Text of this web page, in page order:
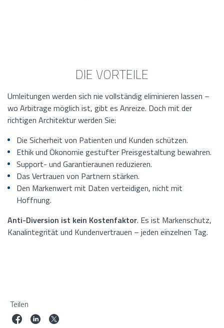
DIE VORTEILE
Umleitungen werden sich nie vollständig eliminieren lassen –
wo Arbitrage möglich ist, gibt es Anreize. Doch mit der
richtigen Architektur werden Sie:
Die Sicherheit von Patienten und Kunden schützen.
Ethik und Ökonomie gestufter Preisgestaltung bewahren.
Support- und Garantieraunen reduzieren.
Das Vertrauen von Partnern stärken.
Den Markenwert mit Daten verteidigen, nicht mit
Hoffnung.
Anti-Diversion ist kein Kostenfaktor. Es ist Markenschutz,
Kanalintegrität und Kundenvertrauen – jeden einzelnen Tag.
Teilen